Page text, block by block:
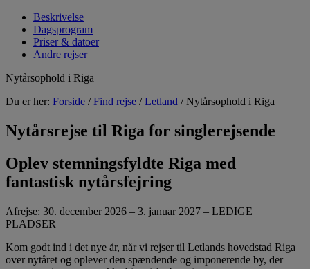
Beskrivelse
Dagsprogram
Priser & datoer
Andre rejser
Nytårsophold i Riga
Du er her: Forside /Find rejse /Letland / Nytårsophold i Riga
Nytårsrejse til Riga for singlerejsende
Oplev stemningsfyldte Riga med
fantastisk nytårsfejring
Afrejse: 30. december 2026 – 3. januar 2027 – LEDIGE
PLADSER
Kom godt ind i det nye år, når vi rejser til Letlands hovedstad Riga
over nytåret og oplever den spændende og imponerende by, der